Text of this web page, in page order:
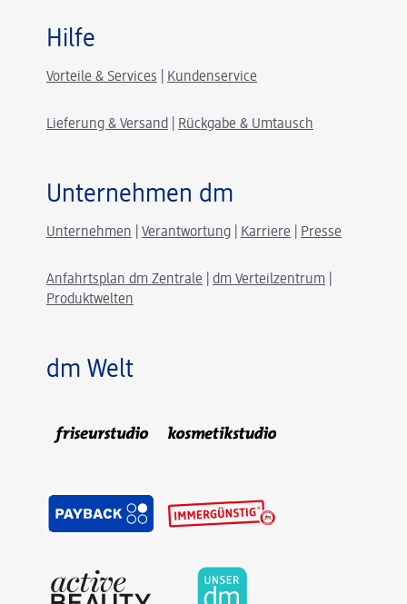
Hilfe
Vorteile & Services Kundenservice
Lieferung & Versand Rückgabe & Umtausch
Unternehmen dm
Unternehmen Verantwortung Karriere Presse
Anfahrtsplan dm Zentrale dm Verteilzentrum
Produktwelten
dm Welt